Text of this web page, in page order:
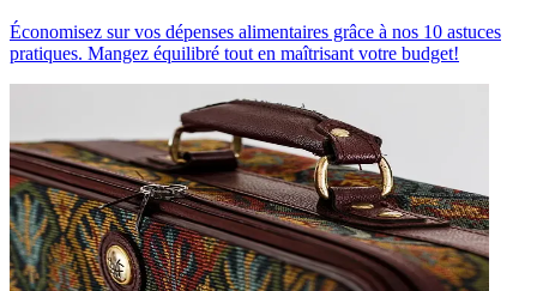
Économisez sur vos dépenses alimentaires grâce à nos 10 astuces
pratiques. Mangez équilibré tout en maîtrisant votre budget!